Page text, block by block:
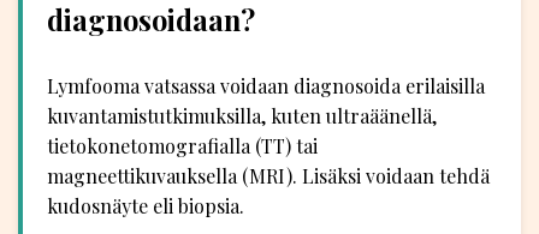
diagnosoidaan?
Lymfooma vatsassa voidaan diagnosoida erilaisilla
kuvantamistutkimuksilla, kuten ultraäänellä,
tietokonetomografialla (TT) tai
magneettikuvauksella (MRI). Lisäksi voidaan tehdä
kudosnäyte eli biopsia.